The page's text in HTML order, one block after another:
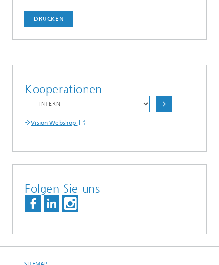
DRUCKEN
Kooperationen
Vision Webshop
Folgen Sie uns
SITEMAP